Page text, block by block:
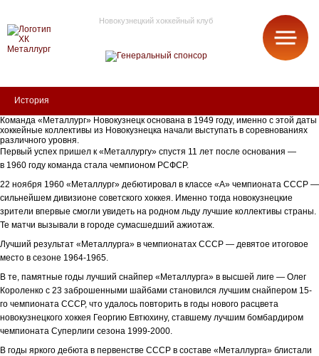
Новокузнецкий хоккейный клуб
История
Команда «Металлург» Новокузнецк основана в 1949 году, именно с этой даты
хоккейные коллективы из Новокузнецка начали выступать в соревнованиях
различного уровня.
Первый успех пришел к «Металлургу» спустя 11 лет после основания —
в 1960 году команда стала чемпионом РСФСР.
22 ноября 1960 «Металлург» дебютировал в классе «А» чемпионата СССР —
сильнейшем дивизионе советского хоккея. Именно тогда новокузнецкие
зрители впервые смогли увидеть на родном льду лучшие коллективы страны.
Те матчи вызывали в городе сумасшедший ажиотаж.
Лучший результат «Металлурга» в чемпионатах СССР — девятое итоговое
место в сезоне 1964-1965.
В те, памятные годы лучший снайпер «Металлурга» в высшей лиге — Олег
Короленко с 23 заброшенными шайбами становился лучшим снайпером 15-
го чемпионата СССР, что удалось повторить в годы нового расцвета
новокузнецкого хоккея Георгию Евтюхину, ставшему лучшим бомбардиром
чемпионата Суперлиги сезона 1999-2000.
В годы яркого дебюта в первенстве СССР в составе «Металлурга» блистали